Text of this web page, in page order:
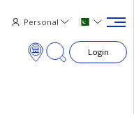
Personal
Login